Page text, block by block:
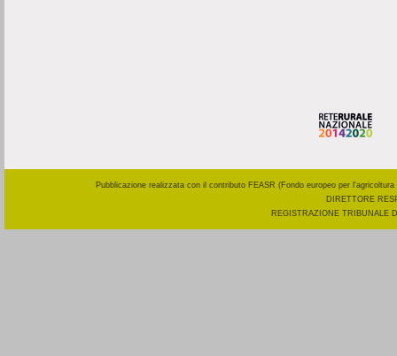
Pubblicazione realizzata con il contributo FEASR (Fondo europeo per
DIRETTORE
REGISTRAZIONE TRIBUNALE